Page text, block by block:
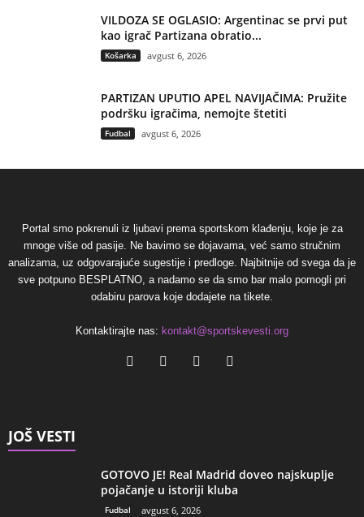
VILDOZA SE OGLASIO: Argentinac se prvi put
kao igrač Partizana obratio...
Košarka avgust 6, 2026
PARTIZAN UPUTIO APEL NAVIJAČIMA: Pružite
podršku igračima, nemojte štetiti
Fudbal avgust 6, 2026
Portal smo pokrenuli iz ljubavi prema sportskom klađenju, koje je za
mnoge više od pasije. Ne bavimo se dojavama, već samo stručnim
analizama, uz odgovarajuće sugestije i predloge. Najbitnije od svega da je
sve potpuno BESPLATNO, a nadamo se da smo bar malo pomogli pri
odabiru parova koje dodajete na tikete.
Kontaktirajte nas: kontakt@sportskevesti.org
JOŠ VESTI
GOTOVO JE! Real Madrid doveo najskuplje
pojačanje u istoriji kluba
Fudbal avgust 6, 2026